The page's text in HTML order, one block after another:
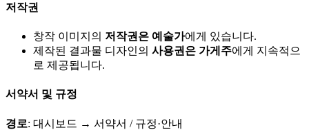
저작권
창작 이미지의 저작권은 예술가에게 있습니다.
제작된 결과물 디자인의 사용권은 가게주에게 지속적으
로 제공됩니다.
서약서 및 규정
경로: 대시보드 → 서약서 / 규정·안내